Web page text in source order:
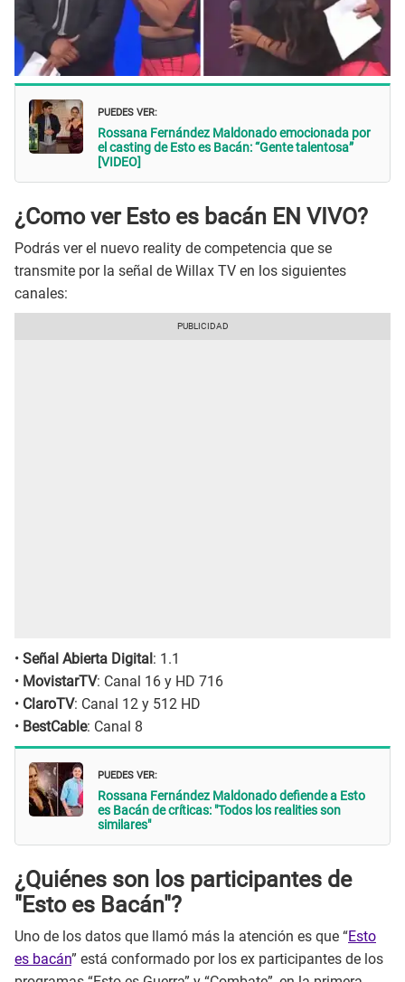
PUEDES VER:
Rossana Fernández Maldonado emocionada por
el casting de Esto es Bacán: “Gente talentosa”
[VIDEO]
¿Como ver Esto es bacán EN VIVO?
Podrás ver el nuevo reality de competencia que se
transmite por la señal de Willax TV en los siguientes
canales:
• Señal Abierta Digital: 1.1
• MovistarTV: Canal 16 y HD 716
• ClaroTV: Canal 12 y 512 HD
• BestCable: Canal 8
PUEDES VER:
Rossana Fernández Maldonado defiende a Esto
es Bacán de críticas: "Todos los realities son
similares"
¿Quiénes son los participantes de
"Esto es Bacán"?
Uno de los datos que llamó más la atención es que “Esto
es bacán” está conformado por los ex participantes de los